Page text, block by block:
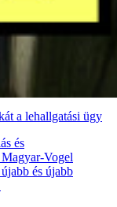
a lehallgatási ügy
és
Vogel
és újabb